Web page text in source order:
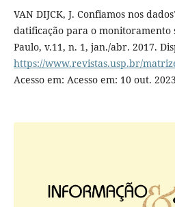
VAN DIJCK, J. Confiamos nos
datificação para o monitoramento
Paulo, v.11, n. 1, jan./abr. 2017.
https://www.revistas.usp.br/
Acesso em: Acesso em: 10 out.